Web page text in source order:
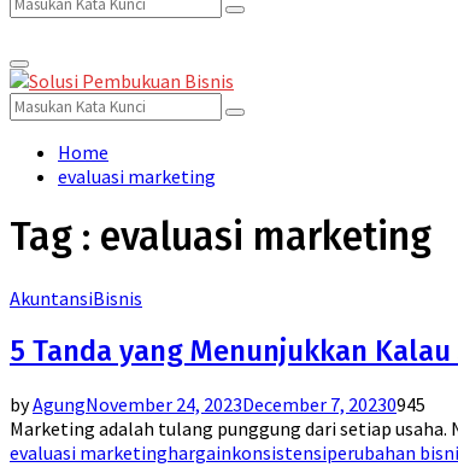
for:
Search
Primary
Menu
Search
for:
Search
Home
evaluasi marketing
Tag : evaluasi marketing
AkuntansiBisnis
5 Tanda yang Menunjukkan
byAgungNovember 24, 2023December 7, 20230945
Marketing adalah tulang punggung dari setiap
evaluasi marketinghargainkonsistensiperubahan